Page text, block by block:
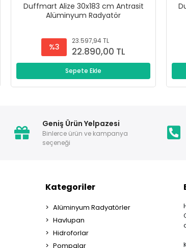
Duffmart Alize 30x183 cm Antrasit
Alüminyum Radyatör
%3
23.597,94 TL
22.890,00 TL
Sepete Ekle
Geniş Ürün Yelpazesi
Binlerce ürün ve kampanya
seçeneği
Kategoriler
Alüminyum Radyatörler
Havlupan
Hidroforlar
Pompalar